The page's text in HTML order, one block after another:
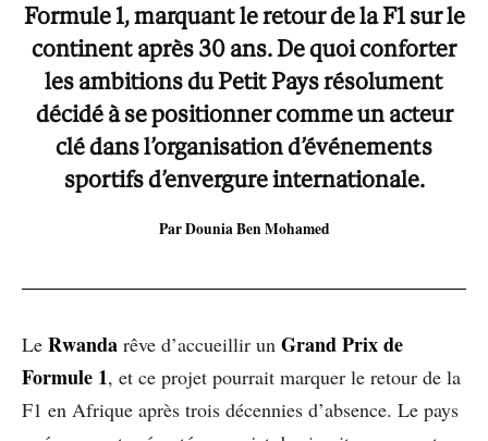
Formule 1, marquant le retour de la F1 sur le
continent après 30 ans. De quoi conforter
les ambitions du Petit Pays résolument
décidé à se positionner comme un acteur
clé dans l’organisation d’événements
sportifs d’envergure internationale.
Par Dounia Ben Mohamed
Le Rwanda rêve d’accueillir un Grand Prix de
Formule 1, et ce projet pourrait marquer le retour de la
F1 en Afrique après trois décennies d’absence. Le pays